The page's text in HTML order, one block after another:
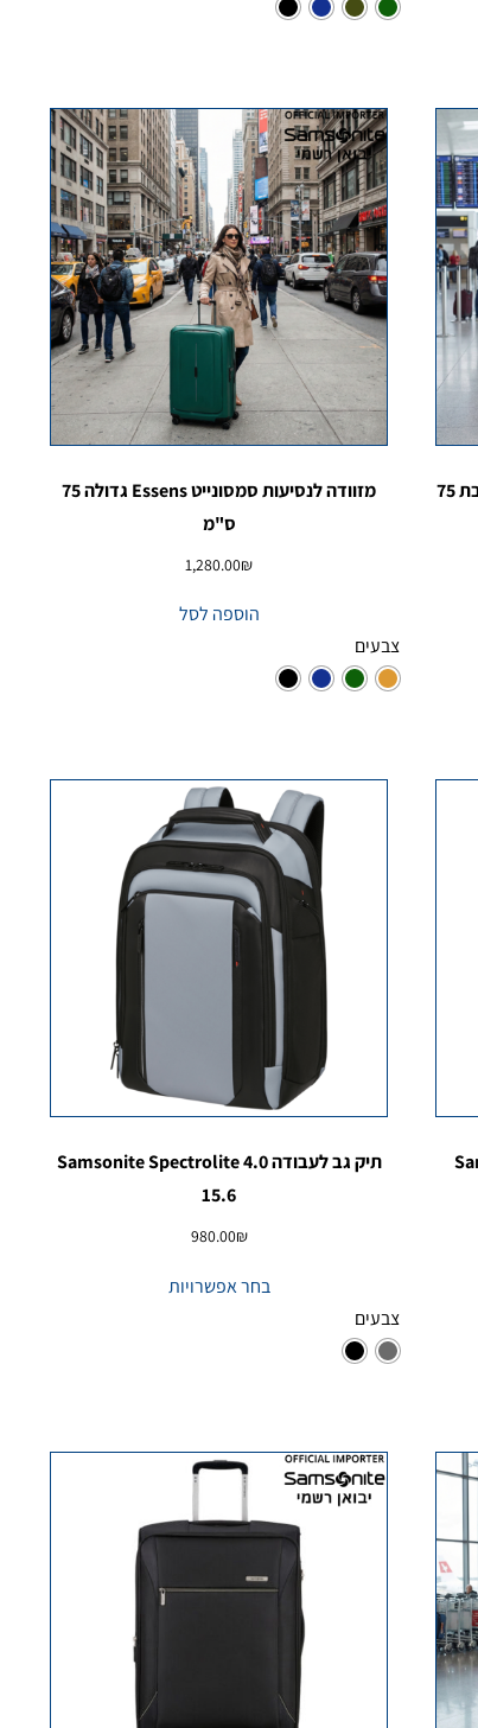
מזוודה גדולה סמסונייט Upscape מתרחבת 75
מזוודה לנסיעות סמסונייט Essens גדולה 75
ס"מ
1,280.00₪
הוספה לסל
צבעים
תיק גב לעבודה Samsonite Spectrolite 4.0
15.6
980.00₪
בחר אפשרויות
צבעים